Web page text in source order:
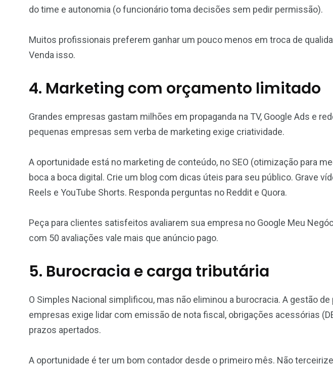
do time e autonomia (o funcionário toma decisões sem pedir permissão).
Muitos profissionais preferem ganhar um pouco menos em troca de
Venda isso.
4. Marketing com orçamento limitado
Grandes empresas gastam milhões em propaganda na TV, Google Ads e
pequenas empresas sem verba de marketing exige criatividade.
A oportunidade está no marketing de conteúdo, no SEO (otimização para
boca a boca digital. Crie um blog com dicas úteis para seu público. Grave
Reels e YouTube Shorts. Responda perguntas no Reddit e Quora.
Peça para clientes satisfeitos avaliarem sua empresa no Google Meu
com 50 avaliações vale mais que anúncio pago.
5. Burocracia e carga tributária
O Simples Nacional simplificou, mas não eliminou a burocracia. A gestão de
empresas exige lidar com emissão de nota fiscal, obrigações acessórias
prazos apertados.
A oportunidade é ter um bom contador desde o primeiro mês. Não